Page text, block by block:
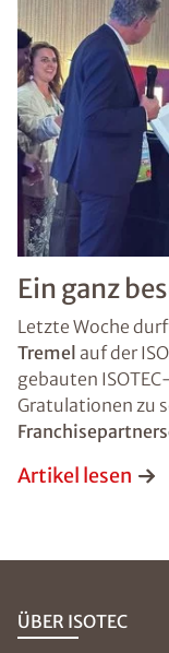
Ort*
Schaden
Nachricht
Bild hochladen
vertraulich
Ein ganz
Letzte Woche
Tremel auf der
gebauten
Gratulationen zu
Artikel lesen
ÜBER ISOTEC